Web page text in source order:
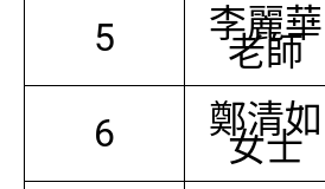
5 李麗華
老師
6 鄭清如
女士